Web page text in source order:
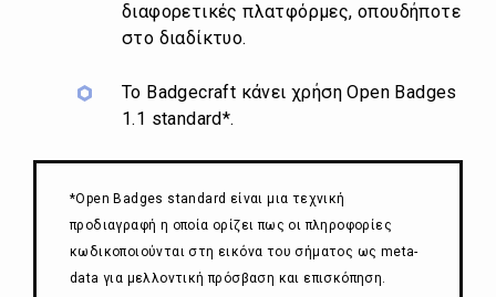
διαφορετικές πλατφόρμες, οπουδήποτε
στο διαδίκτυο.
Το Badgecraft κάνει χρήση Open Badges
1.1 standard*.
*Open Badges standard είναι μια τεχνική
προδιαγραφή η οποία ορίζει πως οι πληροφορίες
κωδικοποιούνται στη εικόνα του σήματος ως meta-
data για μελλοντική πρόσβαση και επισκόπηση.